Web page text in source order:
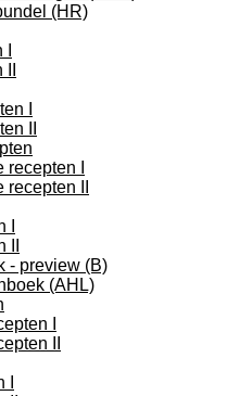
(HR)
I
II
I
II
- preview (B)
(AHL)
I
II